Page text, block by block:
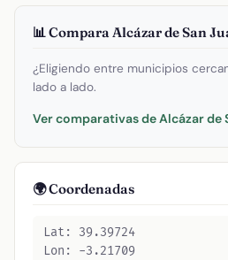
📊 Compara Alcázar de San
¿Eligiendo entre municipios
lado a lado.
Ver comparativas de Alcázar de
🌍 Coordenadas
Lat: 39.39724
Lon: -3.21709